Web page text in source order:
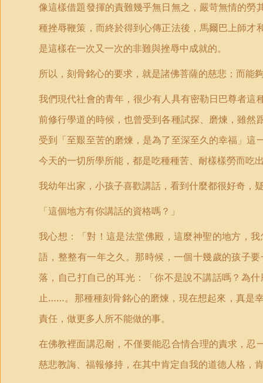
像這樣借題發揮的責難幾乎無日無之，嚴苛無情的
種挫辱鞭策，而終於得到心傳正法後，馬爾巴上師
是這樣在一次又一次的非難與挫辱中成就的。
所以，刻骨銘心的要求，就是諸佛菩薩的慈悲；而能
我們現代社會的青年，很少有人具有密勒日巴尊者
前修行學道的時候，也曾受到各種試探、磨煉，雖
受到「至艱至苦的磨煉，是為了至深至久的幸福」
今天的一切所學所能，都是吃種種苦、耐樣樣勞而吃
我幼年出家，小孩子喜歡講話，看到什麼都很好奇，
「這個地方有你講話的資格嗎？」
我心想：「對！這是法堂佛殿，這麼神聖的地方，
語，整整有一年之久。那時候，一個十幾歲的孩子
落，自己打自己的耳光：「你不是說不講話嗎？為
止……。那種種刻骨銘心的磨煉，現在想起來，真是
責任，做更多人所不能做的事。
在佛教裡面講忍耐，不僅要能忍合情合理的責求，
慈悲教誨、福報修持，在其中肯定自我的道德人格，